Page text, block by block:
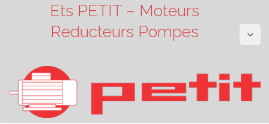
Ets PETIT – Moteurs
Reducteurs Pompes